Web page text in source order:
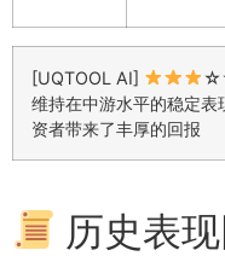
[UQTOOL AI]
维持在中游水平的稳定
资者带来了丰厚的回报
历史表